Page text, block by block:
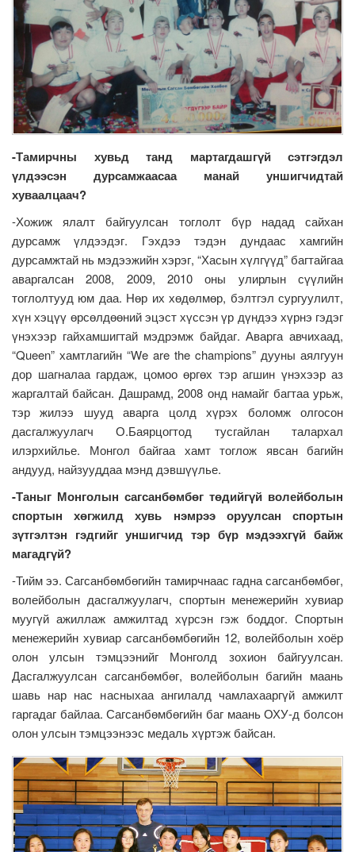
-Тамирчны хувьд танд мартагдашгүй сэтгэгдэл
үлдээсэн дурсамжаасаа манай уншигчидтай
хуваалцаач?
-Хожиж ялалт байгуулсан тоглолт бүр надад сайхан
дурсамж үлдээдэг. Гэхдээ тэдэн дундаас хамгийн
дурсамжтай нь мэдээжийн хэрэг, “Хасын хүлгүүд” багтайгаа
аваргалсан 2008, 2009, 2010 оны улирлын сүүлийн
тоглолтууд юм даа. Нөр их хөдөлмөр, бэлтгэл сургуулилт,
хүн хэцүү өрсөлдөөний эцэст хүссэн үр дүндээ хүрнэ гэдэг
үнэхээр гайхамшигтай мэдрэмж байдаг. Аварга авчихаад,
“Queen” хамтлагийн “We are the champions” дууны аялгуун
дор шагналаа гардаж, цомоо өргөх тэр агшин үнэхээр аз
жаргалтай байсан. Дашрамд, 2008 онд намайг багтаа урьж,
тэр жилээ шууд аварга цолд хүрэх боломж олгосон
дасгалжуулагч О.Баярцогтод тусгайлан талархал
илэрхийлье. Монгол байгаа хамт тоглож явсан багийн
андууд, найзууддаа мэнд дэвшүүлье.
-Таныг Монголын сагсанбөмбөг төдийгүй волейболын
спортын хөгжилд хувь нэмрээ оруулсан спортын
зүтгэлтэн гэдгийг уншигчид тэр бүр мэдээхгүй байж
магадгүй?
-Тийм ээ. Сагсанбөмбөгийн тамирчнаас гадна сагсанбөмбөг,
волейболын дасгалжуулагч, спортын менежерийн хувиар
муугүй ажиллаж амжилтад хүрсэн гэж боддог. Спортын
менежерийн хувиар сагсанбөмбөгийн 12, волейболын хоёр
олон улсын тэмцээнийг Монголд зохион байгуулсан.
Дасгалжуулсан сагсанбөмбөг, волейболын багийн маань
шавь нар нас насныхаа ангилалд чамлахааргүй амжилт
гаргадаг байлаа. Сагсанбөмбөгийн баг маань ОХУ-д болсон
олон улсын тэмцээнээс медаль хүртэж байсан.